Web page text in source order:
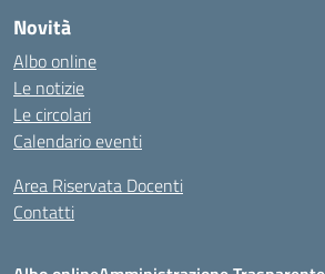
Novità
Albo online
Le notizie
Le circolari
Calendario eventi
Area Riservata Docenti
Contatti